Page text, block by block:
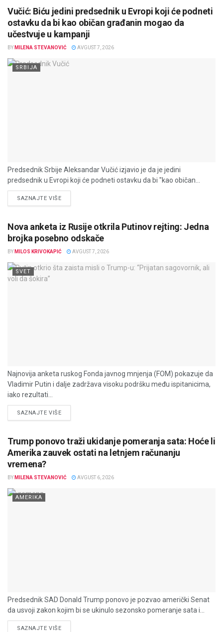
Vučić: Biću jedini predsednik u Evropi koji će podneti
ostavku da bi kao običan građanin mogao da
učestvuje u kampanji
BY MILENA STEVANOVIĆ AVGUST 7, 2026
SRBIJA
Predsednik Srbije Aleksandar Vučić izjavio je da je jedini
predsednik u Evropi koji će podneti ostavku da bi "kao običan...
SAZNAJTE VIŠEDETAILS
Nova anketa iz Rusije otkrila Putinov rejting: Jedna
brojka posebno odskače
BY MILOS KRIVOKAPIĆ AVGUST 7, 2026
SVET
Najnovija anketa ruskog Fonda javnog mnjenja (FOM) pokazuje da
Vladimir Putin i dalje zadržava visoku podršku među ispitanicima,
iako rezultati...
SAZNAJTE VIŠEDETAILS
Trump ponovo traži ukidanje pomeranja sata: Hoće li
Amerika zauvek ostati na letnjem računanju
vremena?
BY MILENA STEVANOVIĆ AVGUST 6, 2026
AMERIKA
Predsednik SAD Donald Trump ponovo je pozvao američki Senat
da usvoji zakon kojim bi se ukinulo sezonsko pomeranje sata i...
SAZNAJTE VIŠEDETAILS